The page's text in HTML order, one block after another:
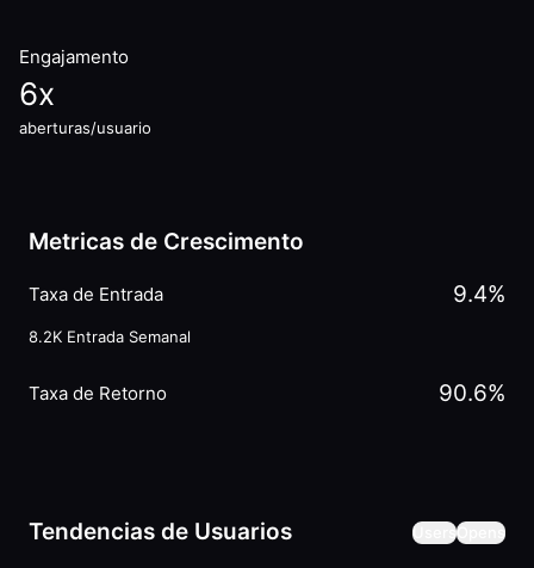
Engajamento
6x
aberturas/usuario
Metricas de Crescimento
Taxa de Entrada 9.4%
8.2K Entrada Semanal
Taxa de Retorno 90.6%
Tendencias de Usuarios UsersOpens